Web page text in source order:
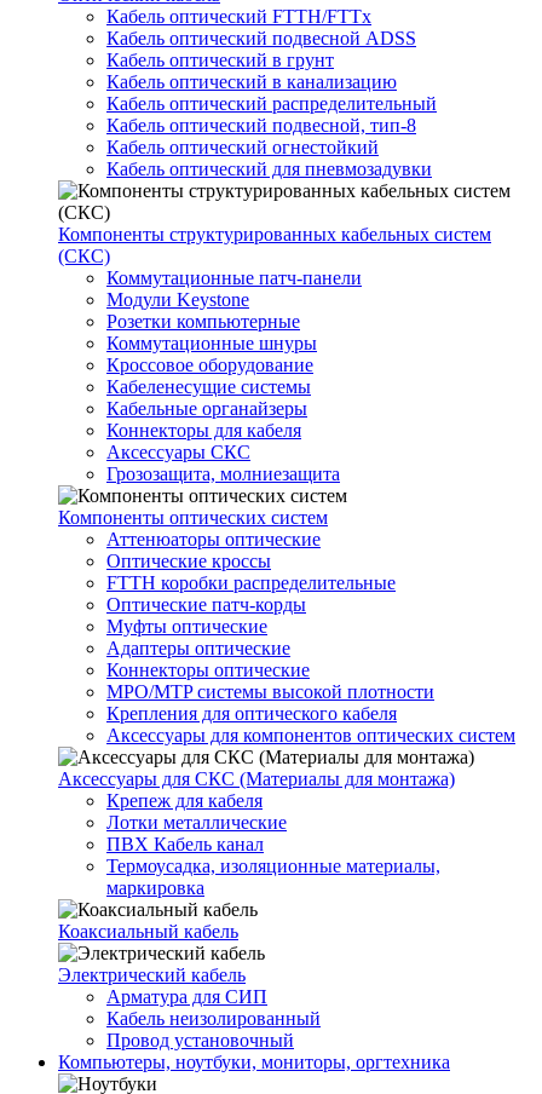
Кабель оптический FTTH/FTTx
Кабель оптический подвесной ADSS
Кабель оптический в грунт
Кабель оптический в канализацию
Кабель оптический распределительный
Кабель оптический подвесной, тип-8
Кабель оптический огнестойкий
Кабель оптический для пневмозадувки
Компоненты структурированных кабельных систем
(СКС)
Коммутационные патч-панели
Модули Keystone
Розетки компьютерные
Коммутационные шнуры
Кроссовое оборудование
Кабеленесущие системы
Кабельные органайзеры
Коннекторы для кабеля
Аксессуары СКС
Грозозащита, молниезащита
Компоненты оптических систем
Аттенюаторы оптические
Оптические кроссы
FTTH коробки распределительные
Оптические патч-корды
Муфты оптические
Адаптеры оптические
Коннекторы оптические
MPO/MTP системы высокой плотности
Крепления для оптического кабеля
Аксессуары для компонентов оптических систем
Аксессуары для СКС (Материалы для монтажа)
Крепеж для кабеля
Лотки металлические
ПВХ Кабель канал
Термоусадка, изоляционные материалы,
маркировка
Коаксиальный кабель
Электрический кабель
Арматура для СИП
Кабель неизолированный
Провод установочный
Компьютеры, ноутбуки, мониторы, оргтехника